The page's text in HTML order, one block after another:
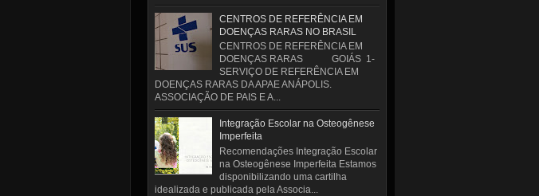
CENTROS DE REFERÊNCIA EM
DOENÇAS RARAS NO BRASIL
CENTROS DE REFERÊNCIA EM
DOENÇAS RARAS GOIÁS 1-
SERVIÇO DE REFERÊNCIA EM
DOENÇAS RARAS DA APAE ANÁPOLIS.
ASSOCIAÇÃO DE PAIS E A...
Integração Escolar na Osteogênese
Imperfeita
Recomendações Integração Escolar
na Osteogênese Imperfeita Estamos
disponibilizando uma cartilha
idealizada e publicada pela Associa...